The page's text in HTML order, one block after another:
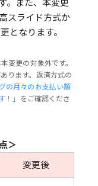
。また、本変更
スライド方式か
となります。
変更の対象外です。
ります。返済方式の
の月々のお支払い額
」 をご確認くださ
＞
変更後